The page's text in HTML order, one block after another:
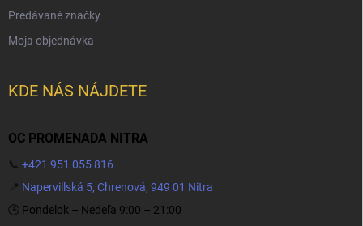
Predávané značky
Moja objednávka
KDE NÁS NÁJDETE
OC PROMENADA NITRA
📞 +421 951 055 816
📍 Napervillská 5, Chrenová, 949 01 Nitra
🕒 Pondelok – Nedeľa 9:00 – 21:00